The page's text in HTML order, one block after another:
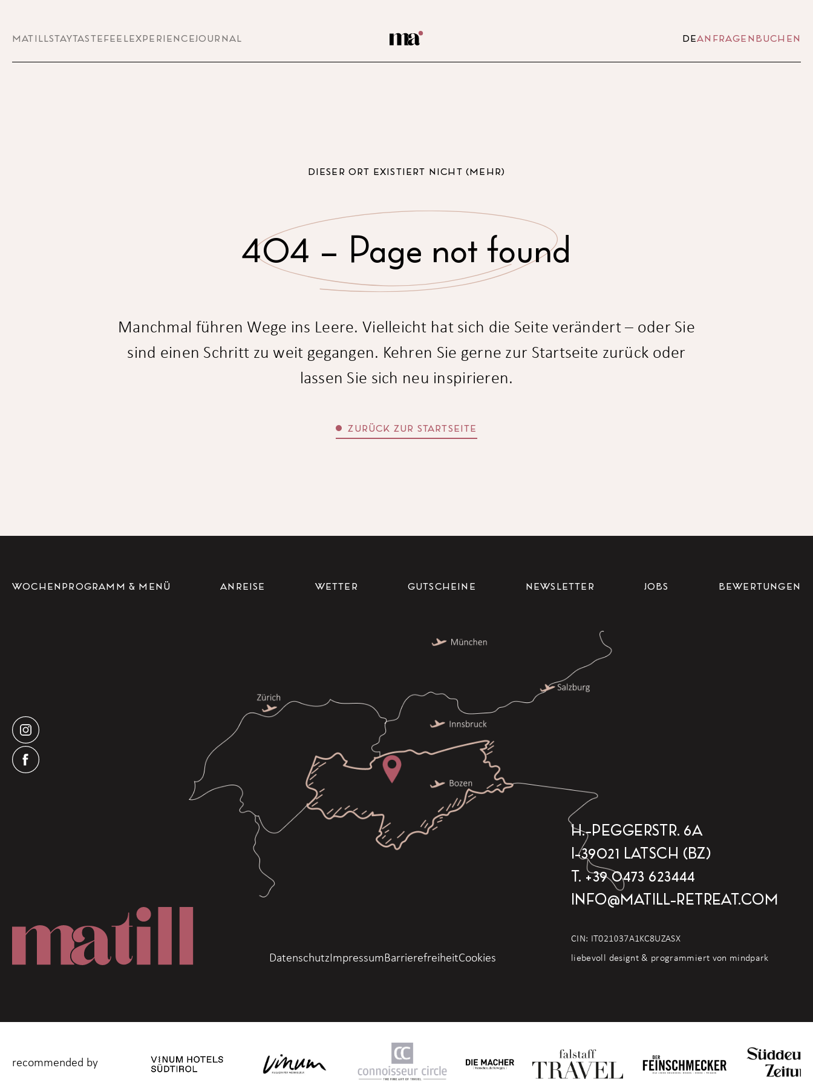
MATILLSTAYTASTEFEELEXPERIENCEJOURNAL DEANFRAGEN BUCHEN
DIESER ORT EXISTIERT NICHT (MEHR)
404 – Page not found
Manchmal führen Wege ins Leere. Vielleicht hat sich die Seite verändert – oder Sie
sind einen Schritt zu weit gegangen. Kehren Sie gerne zur Startseite zurück oder
lassen Sie sich neu inspirieren.
ZURÜCK ZUR STARTSEITE
WOCHENPROGRAMM & MENÜ ANREISE WETTER GUTSCHEINE NEWSLETTER JOBS BEWERTUNGEN
H.-PEGGERSTR. 6A
I-39021 LATSCH (BZ)
T. +39 0473 623444
INFO@MATILL-RETREAT.COM
CIN: IT021037A1KC8UZASX
liebevoll designt & programmiert von mindpark
DatenschutzImpressumBarrierefreiheitCookies
recommended by